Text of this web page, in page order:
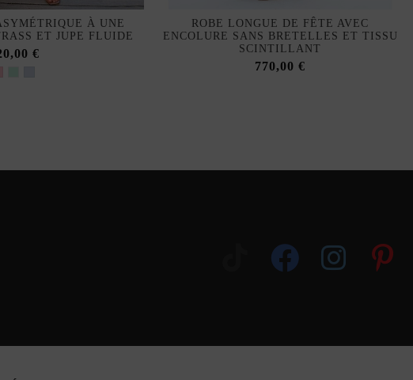
À UNE
ET JUPE FLUIDE
€
ROBE LONGUE DE FÊTE AVEC
ENCOLURE SANS BRETELLES ET TISSU
SCINTILLANT
770,00 €